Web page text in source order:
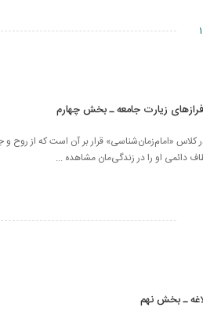
زیارت جامعه ـ بخش چهارم
«امام‌زمان‌شناسی» قرار بر آن است که از روح و
دائمی او را در زندگی‌مان مشاهده ...
ـ بخش نهم